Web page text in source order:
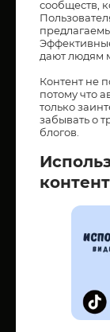
сообществ,
дают людям
Контент не
потому что
только
забывать о
блогов.